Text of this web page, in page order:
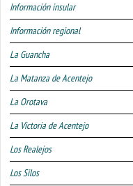
Información insular
Información regional
La Guancha
La Matanza de Acentejo
La Orotava
La Victoria de Acentejo
Los Realejos
Los Silos